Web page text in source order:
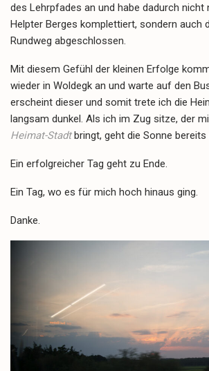
des Lehrpfades an und habe dadurch nicht
Helpter Berges komplettiert, sondern auch
Rundweg abgeschlossen.
Mit diesem Gefühl der kleinen Erfolge
wieder in Woldegk an und warte auf den
erscheint dieser und somit trete ich die
langsam dunkel. Als ich im Zug sitze, der
Heimat-Stadtbringt, geht die Sonne bereits
Ein erfolgreicher Tag geht zu Ende.
Ein Tag, wo es für mich hoch hinaus ging.
Danke.